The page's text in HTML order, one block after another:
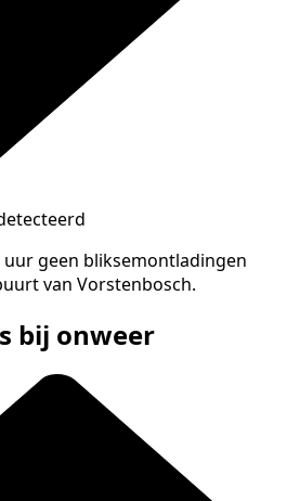
uur geen bliksemontladingen
van Vorstenbosch.
bij onweer